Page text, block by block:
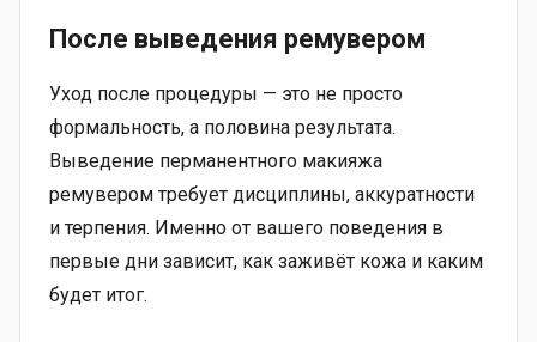
После выведения ремувером
Уход после процедуры — это не просто
формальность, а половина результата.
Выведение перманентного макияжа
ремувером требует дисциплины, аккуратности
и терпения. Именно от вашего поведения в
первые дни зависит, как заживёт кожа и каким
будет итог.